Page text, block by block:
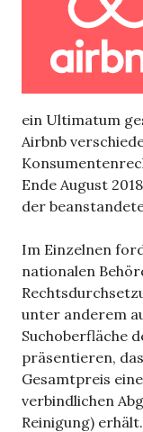
ein Ultimatum
Airbnb
Ende August
der
Im Einzelnen
nationalen
unter anderem
Suchoberfläche
präsentieren,
Gesamtpreis
verbindlichen
Reinigung)